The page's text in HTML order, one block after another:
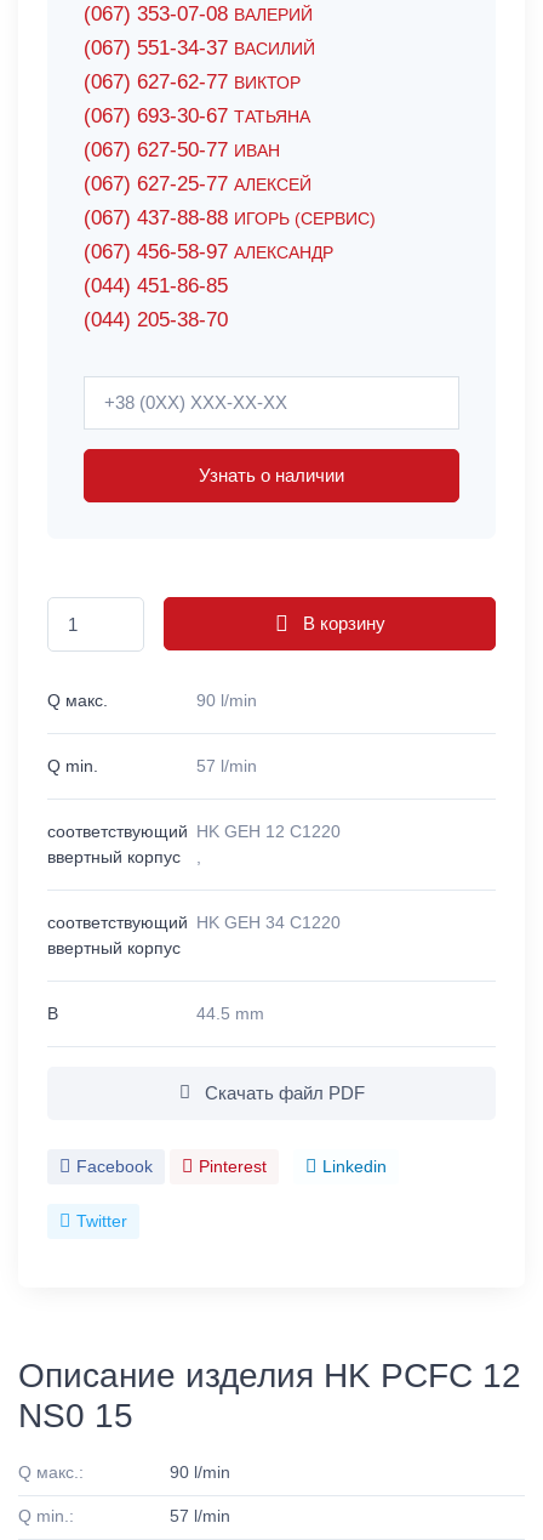
(067) 353-07-08 ВАЛЕРИЙ
(067) 551-34-37 ВАСИЛИЙ
(067) 627-62-77 ВИКТОР
(067) 693-30-67 ТАТЬЯНА
(067) 627-50-77 ИВАН
(067) 627-25-77 АЛЕКСЕЙ
(067) 437-88-88 ИГОРЬ (СЕРВИС)
(067) 456-58-97 АЛЕКСАНДР
(044) 451-86-85
(044) 205-38-70
Узнать о наличии
В корзину
Q макс. 90 l/min
Q min. 57 l/min
соответствующий
ввертный корпус
HK GEH 12 C1220
соответствующий
ввертный корпус
HK GEH 34 C1220
B 44.5 mm
Скачать файл PDF
Facebook Pinterest Linkedin
Twitter
Описание изделия HK PCFC 12
NS0 15
Q макс.: 90 l/min
Q min.: 57 l/min